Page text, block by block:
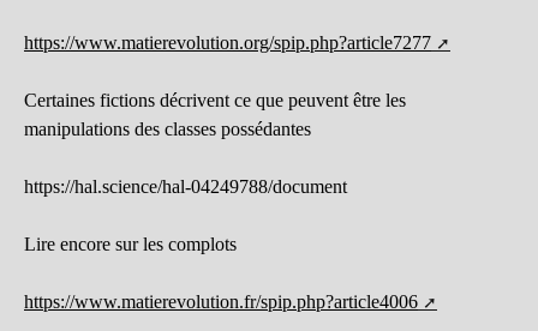
https://www.matierevolution.org/spip.php?article7277
Certaines fictions décrivent ce que peuvent être les
manipulations des classes possédantes
https://hal.science/hal-04249788/document
Lire encore sur les complots
https://www.matierevolution.fr/spip.php?article4006